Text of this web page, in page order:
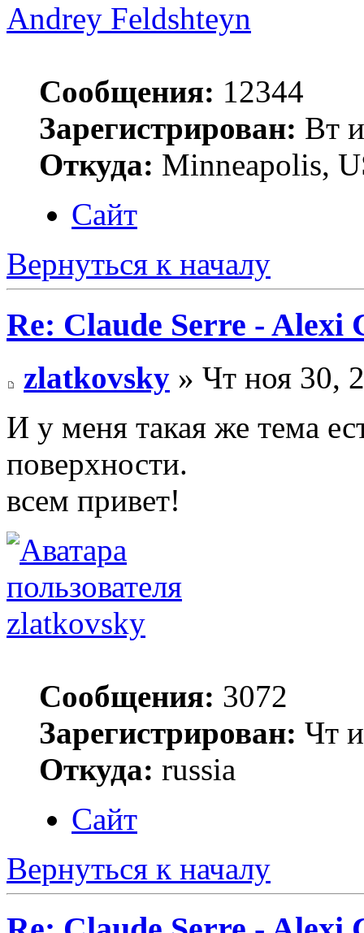
Andrey Feldshteyn
Сообщения: 12344
Зарегистрирован: Вт
Откуда: Minneapolis,
Сайт
Вернуться к началу
Re: Claude Serre -
zlatkovsky » Чт ноя 30,
И у меня такая же тема
поверхности.
всем привет!
zlatkovsky
Сообщения: 3072
Зарегистрирован: Чт
Откуда: russia
Сайт
Вернуться к началу